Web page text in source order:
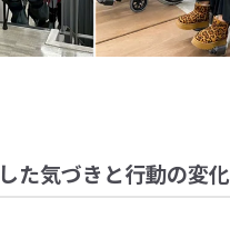
た気づきと行動の変化